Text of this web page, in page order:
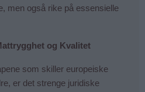
men også rike på essensielle
og Kvalitet
som skiller europeiske
er det strenge juridiske